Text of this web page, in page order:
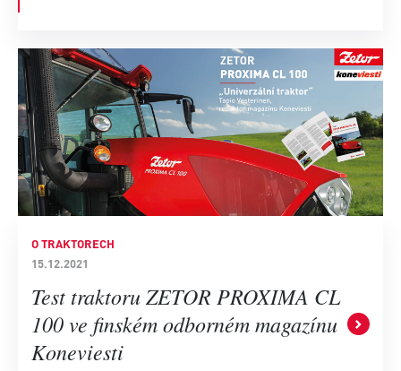
O TRAKTORECH
15.12.2021
Test traktoru ZETOR PROXIMA CL
100 ve finském odborném magazínu
Koneviesti